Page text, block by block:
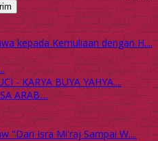
kepada Kemuliaan dengan H....
- KARYA BUYA YAHYA....
ARAB....
"Dari Isra Mi'raj Sampai W....